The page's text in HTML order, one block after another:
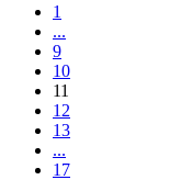
1
...
9
10
11
12
13
...
17